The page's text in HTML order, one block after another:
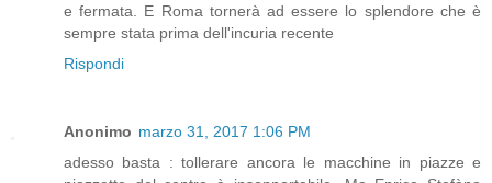
e fermata. E Roma tornerà ad essere lo splendore che è
sempre stata prima dell'incuria recente
Rispondi
Anonimo marzo 31, 2017 1:06 PM
adesso basta : tollerare ancora le macchine in piazze e